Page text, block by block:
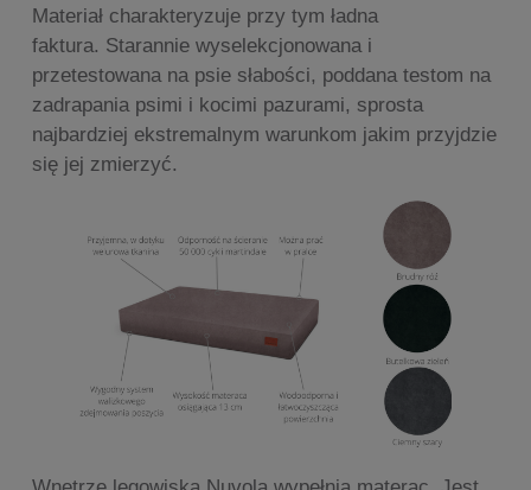
Materiał charakteryzuje przy tym ładna
faktura. Starannie wyselekcjonowana i
przetestowana na psie słabości, poddana testom na
zadrapania psimi i kocimi pazurami, sprosta
najbardziej ekstremalnym warunkom jakim przyjdzie
się jej zmierzyć.